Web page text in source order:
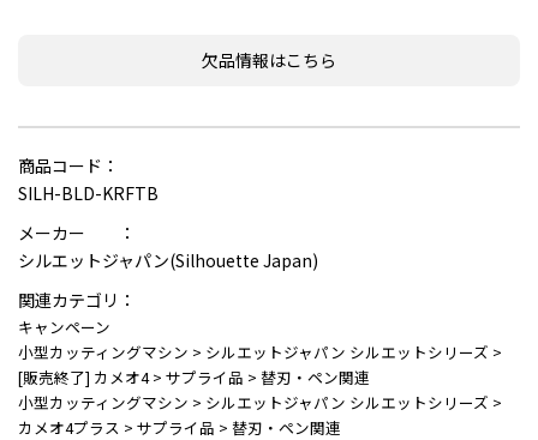
欠品情報はこちら
商品コード：
SILH-BLD-KRFTB
メーカー ：
シルエットジャパン(Silhouette Japan)
関連カテゴリ：
キャンペーン
小型カッティングマシン > シルエットジャパン シルエットシリーズ >
[販売終了] カメオ4> サプライ品 > 替刃・ペン関連
小型カッティングマシン > シルエットジャパン シルエットシリーズ >
カメオ4プラス > サプライ品 > 替刃・ペン関連